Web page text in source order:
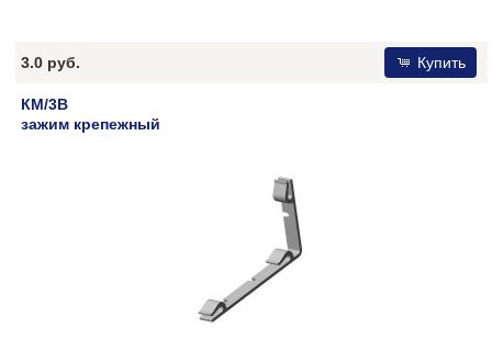
3.0 руб. Купить
КМ/3В
зажим крепежный